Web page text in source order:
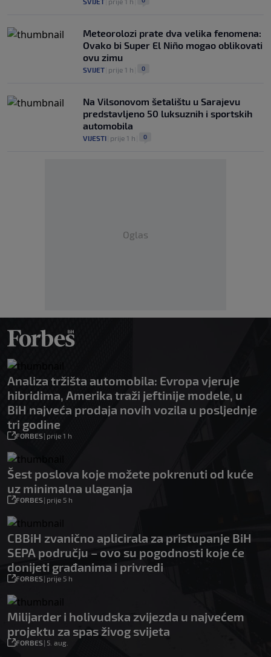
Meteorolozi prate dva velika fenomena:
Ovako bi Super El Niño mogao oblikovati
ovu zimu
SVIJET prije 1 h 0
Na Vilsonovom šetalištu u Sarajevu
predstavljeno 50 luksuznih i sportskih
automobila
VIJESTI prije 1 h 0
Oglas
Analiza tržišta automobila: Evropa vjeruje
hibridima, Amerika traži jeftinije modele, u
BiH najveća prodaja novih vozila u posljednje
tri godine
FORBES| prije 1 h
Šest poslova koje možete pokrenuti od kuće
uz minimalna ulaganja
FORBES| prije 5 h
CBBiH zvanično aplicirala za pristupanje BiH
SEPA području – ovo su pogodnosti koje će
donijeti građanima i privredi
FORBES| prije 5 h
Milijarder i holivudska zvijezda u najvećem
projektu za spas živog svijeta
FORBES| 5. aug.